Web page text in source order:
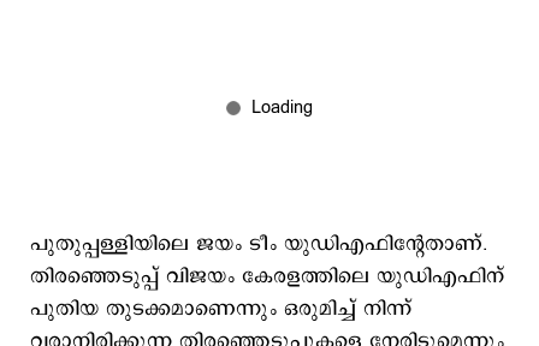
പുതുപ്പള്ളിയിലെ ജയം ടീം യുഡിഎഫിന്റേതാണ്.
തിരഞ്ഞെടുപ്പ് വിജയം കേരളത്തിലെ യുഡിഎഫിന്
പുതിയ തുടക്കമാണെന്നും ഒരുമിച്ച് നിന്ന്